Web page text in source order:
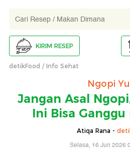
KIRIM RESEP
detikFood Info Sehat
Ngopi
Jangan Asal
Ini Bisa
Atiqa Rana -
Selasa, 16 Jun 2026